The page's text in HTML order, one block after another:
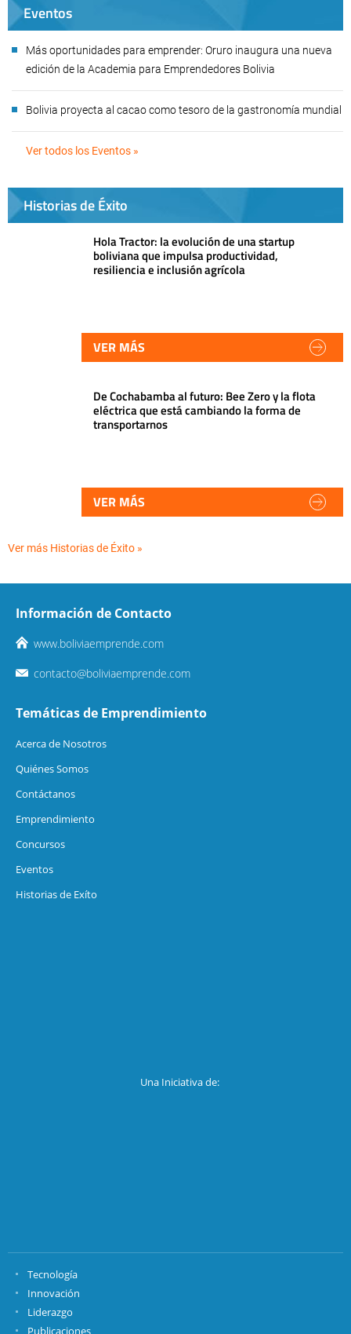
Eventos
Más oportunidades para emprender: Oruro inaugura una nueva
edición de la Academia para Emprendedores Bolivia
Bolivia proyecta al cacao como tesoro de la gastronomía mundial
Ver todos los Eventos »
Historias de Éxito
Hola Tractor: la evolución de una startup
boliviana que impulsa productividad,
resiliencia e inclusión agrícola
VER MÁS
De Cochabamba al futuro: Bee Zero y la flota
eléctrica que está cambiando la forma de
transportarnos
VER MÁS
Ver más Historias de Éxito »
Información de Contacto
www.boliviaemprende.com
contacto@boliviaemprende.com
Temáticas de Emprendimiento
Acerca de Nosotros
Quiénes Somos
Contáctanos
Emprendimiento
Concursos
Eventos
Historias de Exíto
Una Iniciativa de:
Tecnología
Innovación
Liderazgo
Publicaciones